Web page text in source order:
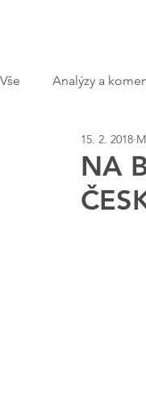
Vše Analýzy a
NA
15. 2. 2018